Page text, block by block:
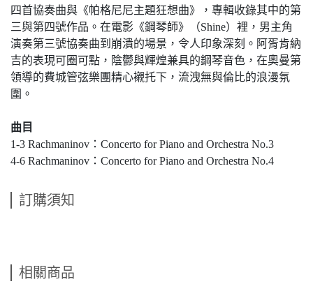
四首協奏曲與《帕格尼尼主題狂想曲》，專輯收錄其中的第
三與第四號作品。在電影《鋼琴師》（Shine）裡，男主角
演奏第三號協奏曲到崩潰的場景，令人印象深刻。阿胥肯納
吉的表現可圈可點，陰鬱與輝煌兼具的鋼琴音色，在奧曼第
領導的費城管弦樂團精心襯托下，流洩無與倫比的浪漫氛
圍。
曲目
1-3 Rachmaninov：Concerto for Piano and Orchestra No.3
4-6 Rachmaninov：Concerto for Piano and Orchestra No.4
訂購須知
相關商品